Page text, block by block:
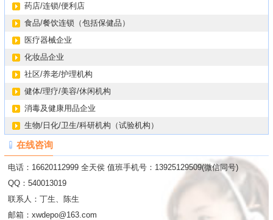
药店/连锁/便利店
食品/餐饮连锁（包括保健品）
医疗器械企业
化妆品企业
社区/养老/护理机构
健体/理疗/美容/休闲机构
消毒及健康用品企业
生物/日化/卫生/科研机构（试验机构）
在线咨询
电话：16620112999 全天侯 值班手机号：13925129509(微信同号)
QQ：540013019
联系人：丁生、陈生
邮箱：xwdepo@163.com